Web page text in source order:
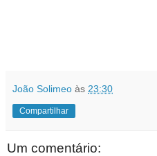
João Solimeo às 23:30
Compartilhar
Um comentário: